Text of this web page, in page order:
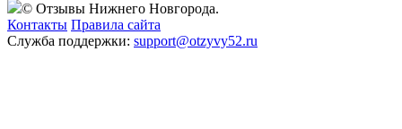
© Отзывы Нижнего Новгорода.
Контакты Правила сайта
Служба поддержки: support@otzyvy52.ru